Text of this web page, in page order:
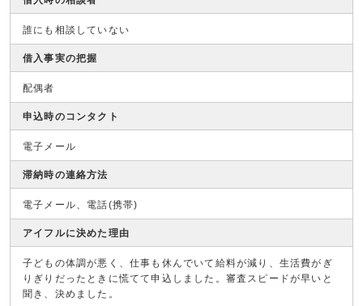
誰にも相談していない
借入事実の把握
配偶者
申込時のコンタクト
電子メール
滞納時の連絡方法
電子メール、電話(携帯)
アイフルに決めた理由
子どもの体調が悪く、仕事も休んでいて給料が減り、生活費がぎ
りぎりだったときに慌てて申込しました。審査スピードが早いと
聞き、決めました。